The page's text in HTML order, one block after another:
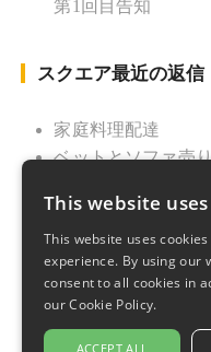
第1回目告知
スクエア最近の返信
家庭料理配達
ベットとソファ売
【JalanJalan30周年
第1回目告知
久しぶりのご挨拶
This website
This website uses
experience. By using our
consent to all cookies in
our Cookie Policy.
ACCEPT ALL